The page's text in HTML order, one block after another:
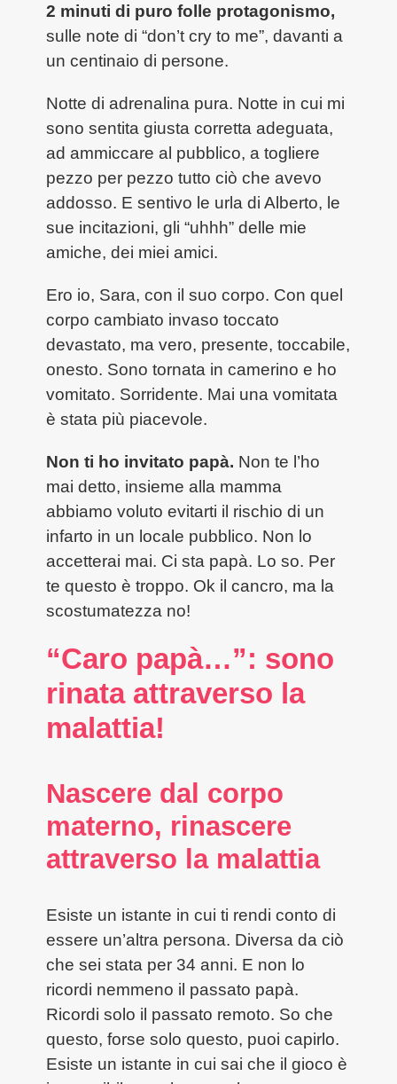
2 minuti di puro folle protagonismo,
sulle note di “don’t cry to me”, davanti a
un centinaio di persone.
Notte di adrenalina pura. Notte in cui mi
sono sentita giusta corretta adeguata,
ad ammiccare al pubblico, a togliere
pezzo per pezzo tutto ciò che avevo
addosso. E sentivo le urla di Alberto, le
sue incitazioni, gli “uhhh” delle mie
amiche, dei miei amici.
Ero io, Sara, con il suo corpo. Con quel
corpo cambiato invaso toccato
devastato, ma vero, presente, toccabile,
onesto. Sono tornata in camerino e ho
vomitato. Sorridente. Mai una vomitata
è stata più piacevole.
Non ti ho invitato papà. Non te l’ho
mai detto, insieme alla mamma
abbiamo voluto evitarti il rischio di un
infarto in un locale pubblico. Non lo
accetterai mai. Ci sta papà. Lo so. Per
te questo è troppo. Ok il cancro, ma la
scostumatezza no!
“Caro papà…”: sono
rinata attraverso la
malattia!
Nascere dal corpo
materno, rinascere
attraverso la malattia
Esiste un istante in cui ti rendi conto di
essere un’altra persona. Diversa da ciò
che sei stata per 34 anni. E non lo
ricordi nemmeno il passato papà.
Ricordi solo il passato remoto. So che
questo, forse solo questo, puoi capirlo.
Esiste un istante in cui sai che il gioco è